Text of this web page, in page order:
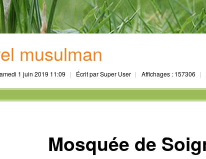
musulman
1 juin 2019 11:09 Écrit par Super User Affichages : 157306
Mosquée de